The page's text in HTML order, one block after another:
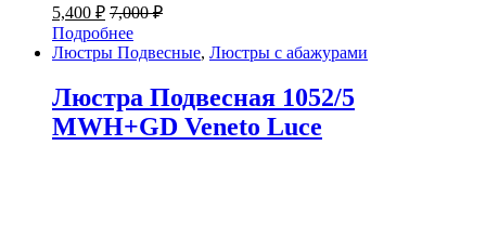
5,400 ₽ 7,000₽
Подробнее
Люстры Подвесные, Люстры с абажурами
Люстра Подвесная 1052/5
MWH+GD Veneto Luce